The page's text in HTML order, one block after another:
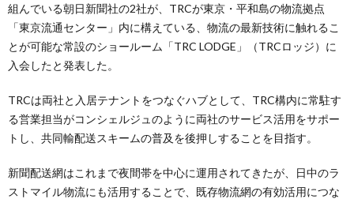
組んでいる朝日新聞社の2社が、TRCが東京・平和島の物流拠点
「東京流通センター」内に構えている、物流の最新技術に触れるこ
とが可能な常設のショールーム「TRC LODGE」（TRCロッジ）に
入会したと発表した。
TRCは両社と入居テナントをつなぐハブとして、TRC構内に常駐す
る営業担当がコンシェルジュのように両社のサービス活用をサポー
トし、共同輸配送スキームの普及を後押しすることを目指す。
新聞配送網はこれまで夜間帯を中心に運用されてきたが、日中のラ
ストマイル物流にも活用することで、既存物流網の有効活用につな